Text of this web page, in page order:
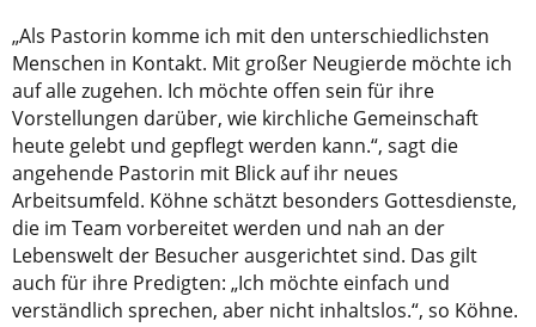
„Als Pastorin komme ich mit den unterschiedlichsten
Menschen in Kontakt. Mit großer Neugierde möchte ich
auf alle zugehen. Ich möchte offen sein für ihre
Vorstellungen darüber, wie kirchliche Gemeinschaft
heute gelebt und gepflegt werden kann.“, sagt die
angehende Pastorin mit Blick auf ihr neues
Arbeitsumfeld. Köhne schätzt besonders Gottesdienste,
die im Team vorbereitet werden und nah an der
Lebenswelt der Besucher ausgerichtet sind. Das gilt
auch für ihre Predigten: „Ich möchte einfach und
verständlich sprechen, aber nicht inhaltslos.“, so Köhne.